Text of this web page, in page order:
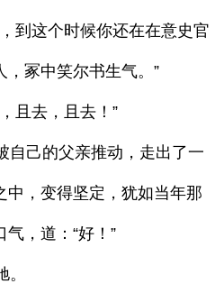
到这个时候你还在在意史官
，冢中笑尔书生气。”
且去，且去！”
己的父亲推动，走出了一
中，变得坚定，犹如当年那
，道：“好！”